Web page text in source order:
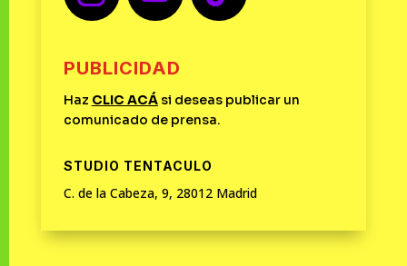
PUBLICIDAD
Haz CLIC ACÁsi deseas publicar un
comunicado de prensa.
STUDIO TENTACULO
C. de la Cabeza, 9, 28012 Madrid